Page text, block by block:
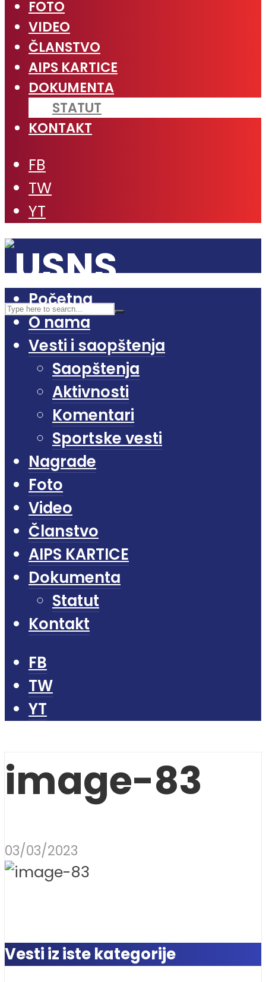
FOTO
VIDEO
ČLANSTVO
AIPS KARTICE
DOKUMENTA
STATUT
KONTAKT
FB
TW
YT
Početna
O nama
Vesti i saopštenja
Saopštenja
Aktivnosti
Komentari
Sportske vesti
Nagrade
Foto
Video
Članstvo
AIPS KARTICE
Dokumenta
Statut
Kontakt
FB
TW
YT
image-83
03/03/2023
Vesti iz iste kategorije